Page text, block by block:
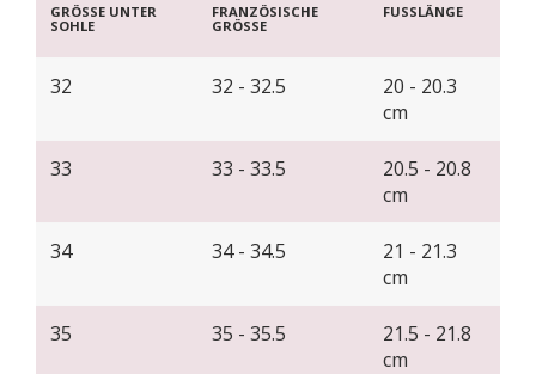
GRÖSSE UNTER
SOHLE
FRANZÖSISCHE
GRÖSSE
FUSSLÄNGE
32 32 - 32.5
20 - 20.3
cm
33 33 - 33.5
20.5 - 20.8
cm
34 34 - 34.5
21 - 21.3
cm
35 35 - 35.5
21.5 - 21.8
cm